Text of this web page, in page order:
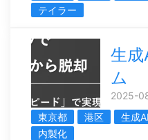
テイラー
生成
ム
2025-
東京都
港区 生成AI
内製化